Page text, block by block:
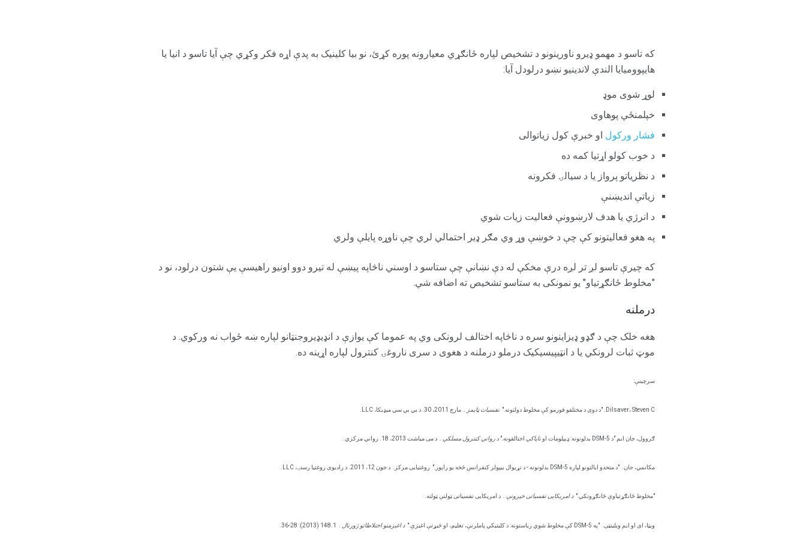
که تاسو د مهمو ډیرو ناورینونو د تشخیص لپاره ځانګړي معیارونه پوره کړئ، نو بیا کلینیک به پدې اړه فکر وکړي چې آیا تاسو د انیا یا
هایپوومیایا الندې لاندینیو نښو درلودل آیا:
لوړ شوی موډ
خپلمنځي پوهاوى
فشار ورکول او خبرې کول زیاتوالی
د خوب کولو اړتیا کمه ده
د نظریاتو پرواز یا د سیالۍ فکرونه
زیاتې اندیښنې
د انرژي یا هدف لارښوونې فعالیت زیات شوي
په هغو فعالیتونو کې چې د خوښې وړ وي مګر ډیر احتمالي لري چې ناوړه پایلې ولري
که چیرې تاسو لږ تر لږه درې مخکې له دې نښانې چې ستاسو د اوسني ناڅاپه پیښې له تیرو دوو اونیو راهیسې یې شتون درلود، نو د
"مخلوط ځانګړتیاو" یو نمونکی به ستاسو تشخیص ته اضافه شي.
درملنه
هغه خلک چې د ګډو ډیزاینونو سره د ناڅاپه اختالف لرونکی وي په عموما کې یوازې د انډیډیروجنټانو لپاره ښه ځواب نه ورکوي. د
موټ ثبات لرونکي یا د انټيپیسیکیک درملو درملنه د هغوی د سری ناروغۍ کنترول لپاره اړینه ده.
سرچینې:
Dilsaver، Steven C. "د دوی د مختلفو فورمو کې مخلوط دولتونه." نفسیات ټایمز مارچ 2011، 30. د بي بي سي میډیکا، LLC.
ګروول، جان ایم "د DSM-5 بدلونونه: ډیپلومات او ناپاکي اختالفونه." درواني کنترول مسلکي . د می میاشت 2013، 18. رواني مرکزي.
مکانمي، جان. "د متحدو ایالتونو لپاره DSM-5 بدلونونه - د نړیوال بیپولر کنفرانس څخه یو راپور." روغتیایی مرکز. د جون 12، 2011. د رادیوی روغتیا رسنۍ، LLC.
"مخلوط ځانګړتیاوې ځانګړونکي." د امریکایی نفسیاتی خپرونې . د امریکایی نفسیاتی ټولنې ټولنه.
ویټا، ای او ایم ویلینټی. "په DSM-5 کې مخلوط شوي ریاستونه: د کلینیکي پاملرنې، تعلیم، او څیړنې اغیزې." د اغیزمنو اختلاطاتو ژورنال 148.1 (2013): 28-36.